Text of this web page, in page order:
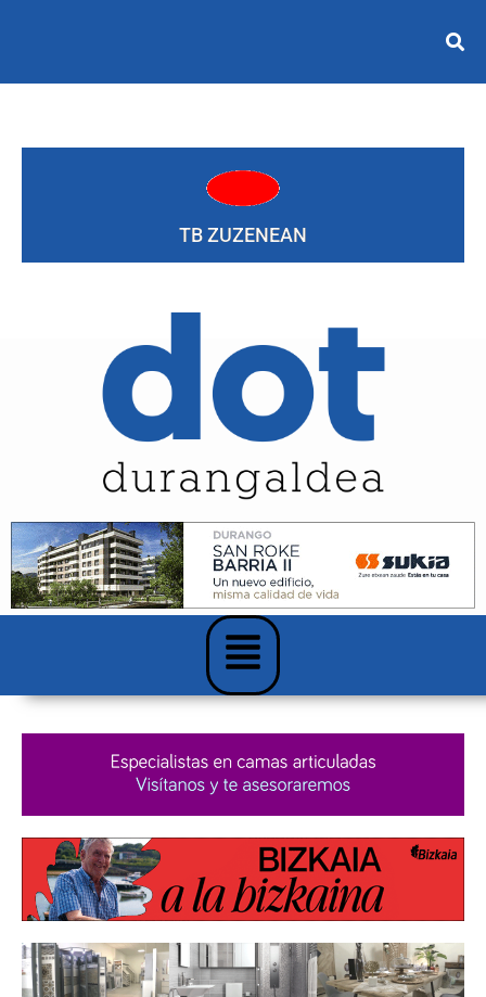
TB ZUZENEAN